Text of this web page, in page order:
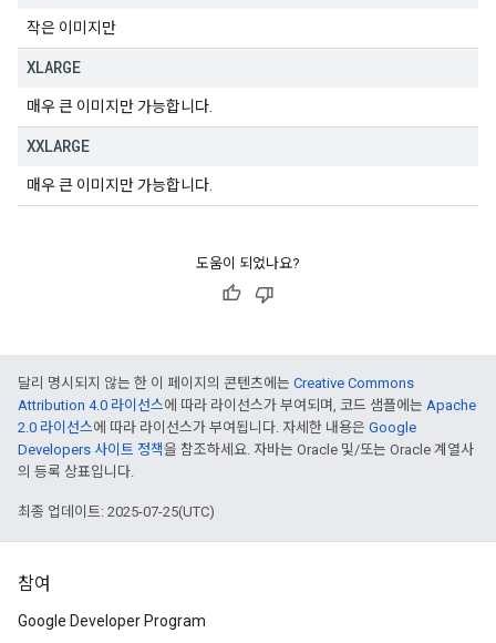
작은 이미지만
XLARGE
매우 큰 이미지만 가능합니다.
XXLARGE
매우 큰 이미지만 가능합니다.
도움이 되었나요?
달리 명시되지 않는 한 이 페이지의 콘텐츠에는 Creative Commons
Attribution 4.0 라이선스에 따라 라이선스가 부여되며, 코드 샘플에는 Apache
2.0 라이선스에 따라 라이선스가 부여됩니다. 자세한 내용은 Google
Developers 사이트 정책을 참조하세요. 자바는 Oracle 및/또는 Oracle 계열사
의 등록 상표입니다.
최종 업데이트: 2025-07-25(UTC)
참여
Google Developer Program